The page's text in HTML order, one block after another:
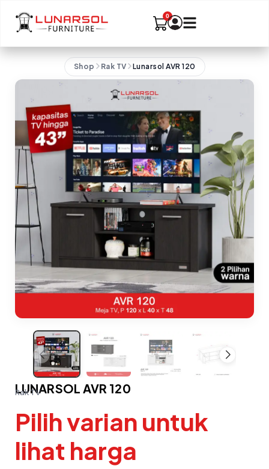
Shop Rak TV Lunarsol AVR 120
LUNARSOL AVR 120
Rak TV
Pilih varian untuk
lihat harga